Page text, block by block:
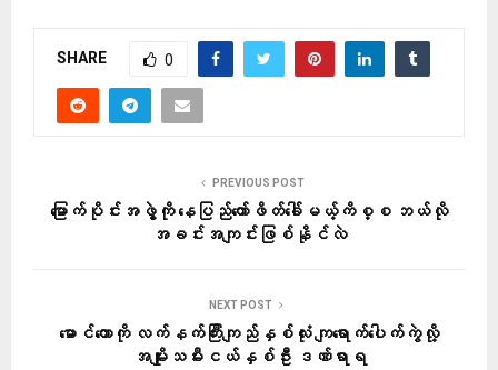
SHARE 0
PREVIOUS POST
မြောက်ပိုင်းအဖွဲ့ကို နေပြည်တော်ဖိတ်ခေါ်မယ့်ကိစ္စ ဘယ်လို
အခင်းအကျင်းဖြစ်နိုင်လဲ
NEXT POST
မောင်တောကို လက်နက်ကြီးကျည်နှစ်လုံး ကျရောက်ပေါက်ကွဲလို့
အမျိုးသမီးငယ်နှစ်ဦး ဒဏ်ရာရ